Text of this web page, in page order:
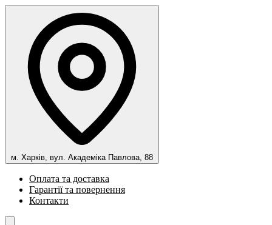
м. Харків, вул. Академіка Павлова, 88
Оплата та доставка
Гарантії та повернення
Контакти